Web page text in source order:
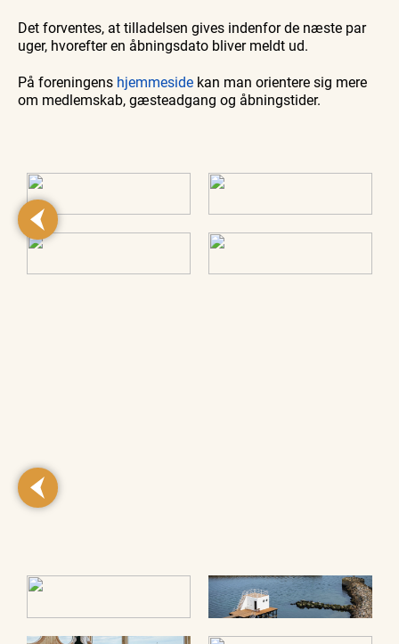
Det forventes, at tilladelsen gives indenfor de næste par
uger, hvorefter en åbningsdato bliver meldt ud.
På foreningens hjemmeside kan man orientere sig mere
om medlemskab, gæsteadgang og åbningstider.